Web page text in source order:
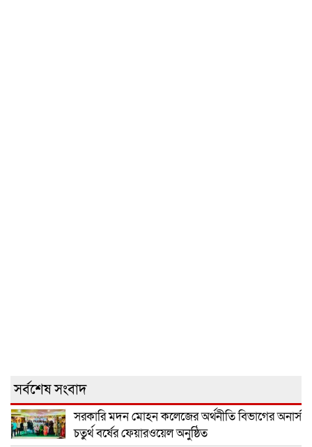
সর্বশেষ সংবাদ
সরকারি মদন মোহন কলেজের অর্থনীতি বিভাগের অনার্স
চতুর্থ বর্ষের ফেয়ারওয়েল অনুষ্ঠিত